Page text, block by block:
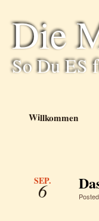
Die
So Du ES
Willkommen
SEP.
6